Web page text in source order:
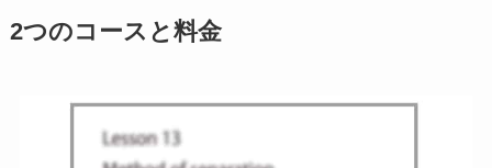
2つのコースと料金